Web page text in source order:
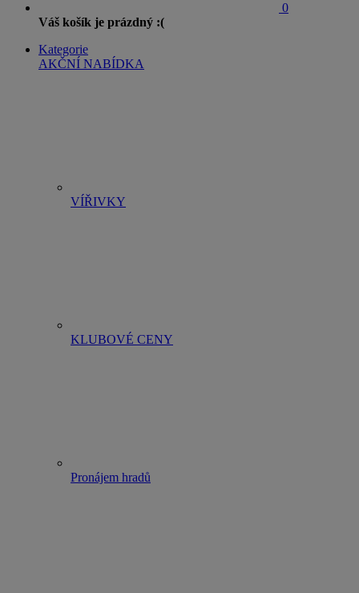
0
Váš košík je prázdný :(
Kategorie
AKČNÍ NABÍDKA
VÍŘIVKY
KLUBOVÉ CENY
Pronájem hradů